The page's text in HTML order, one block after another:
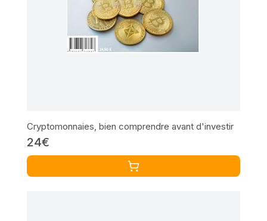
Cryptomonnaies, bien comprendre avant d'investir
24€